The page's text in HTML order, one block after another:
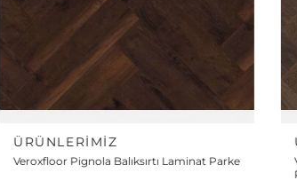
ÜRÜNLERIMIZ
Veroxfloor Famous Balıksırtı Laminat